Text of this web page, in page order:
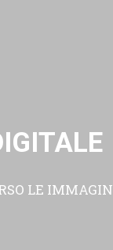
LE